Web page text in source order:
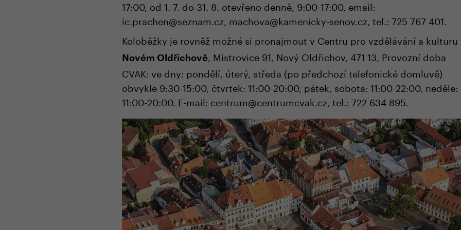
17:00, od 1. 7. do 31. 8. otevřeno denně, 9:00-17:00, email:
ic.prachen@seznam.cz, machova@kamenicky-senov.cz, tel.: 725 767 401.
Koloběžky je rovněž možné si pronajmout v Centru pro vzdělávání a kulturu
Novém Oldřichově
, Mistrovice 91, Nový Oldřichov, 471 13, Provozní doba
CVAK: ve dny: pondělí, úterý, středa (po předchozí telefonické domluvě)
obvykle 9:30-15:00, čtvrtek: 11:00-20:00, pátek, sobota: 11:00-22:00, neděle:
11:00-20:00. E-mail: centrum@centrumcvak.cz, tel.: 722 634 895.